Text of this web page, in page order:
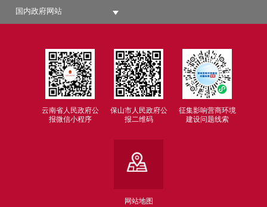
国内政府网站
云南省人民政府公
报微信小程序
保山市人民政府公
报二维码
征集影响营商环境
建设问题线索
网站地图